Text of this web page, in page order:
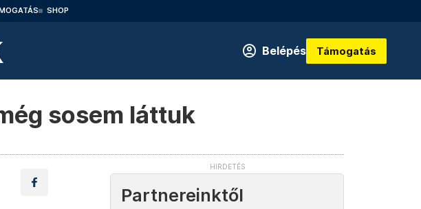
SHOP
Belépés Támogatás
sosem láttuk
Partnereinktől